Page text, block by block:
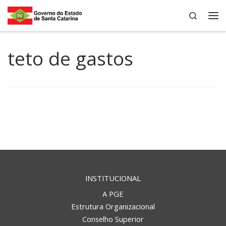
Skip to content
Search
teto de gastos
INSTITUCIONAL
A PGE
Estrutura Organizacional
Conselho Superior